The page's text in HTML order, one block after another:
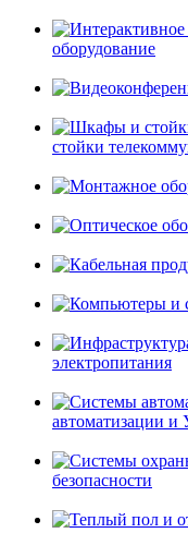
оборудование
стойки
электропитания
автоматизации
безопасности